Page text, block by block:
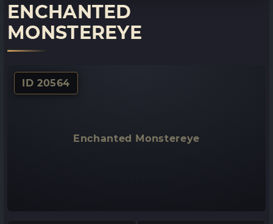
ENCHANTED
MONSTEREYE
ID 20564
Enchanted Monstereye